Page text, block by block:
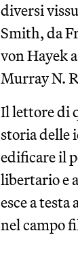
diversi
Smith, da
von Hayek
Murray N.
Il lettore di
storia delle
edificare il
libertario e
esce a
nel campo